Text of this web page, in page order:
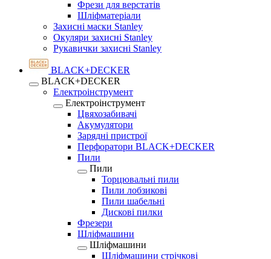
Фрези для верстатів
Шліфматеріали
Захисні маски Stanley
Окуляри захисні Stanley
Рукавички захисні Stanley
BLACK+DECKER
BLACK+DECKER
Електроінструмент
Електроінструмент
Цвяхозабивачі
Акумулятори
Зарядні пристрої
Перфоратори BLACK+DECKER
Пили
Пили
Торцювальні пили
Пили лобзикові
Пили шабельні
Дискові пилки
Фрезери
Шліфмашини
Шліфмашини
Шліфмашини стрічкові